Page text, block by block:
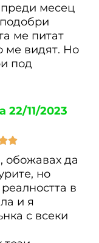
преди месец
ме питат
ме видят. Но
под
22/11/2023

обожавах да
но
в
и я
с всеки